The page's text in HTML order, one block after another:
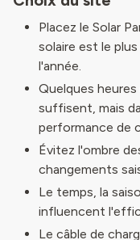
Placez le Solar
solaire est le
l'année.
Quelques
suffisent, mais
performance de
Évitez l'ombre
changements
Le temps, la
influencent
Le câble de